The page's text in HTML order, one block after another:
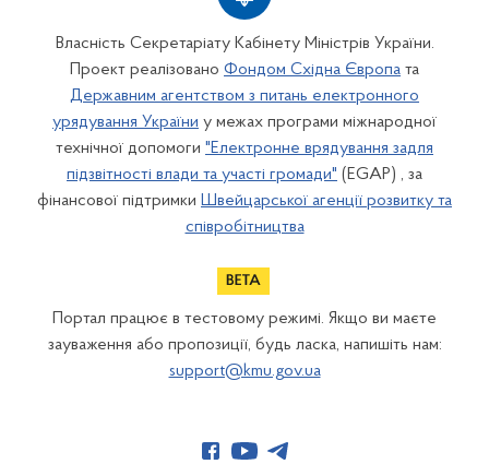
Власність Секретаріату Кабінету Міністрів України.
Проект реалізовано Фондом Східна Європа та
Державним агентством з питань електронного
урядування України у межах програми міжнародної
технічної допомоги "Електронне врядування задля
підзвітності влади та участі громади" (EGAP) , за
фінансової підтримки Швейцарської агенції розвитку та
співробітництва
Портал працює в тестовому режимі. Якщо ви маєте
зауваження або пропозиції, будь ласка, напишіть нам:
support@kmu.gov.ua